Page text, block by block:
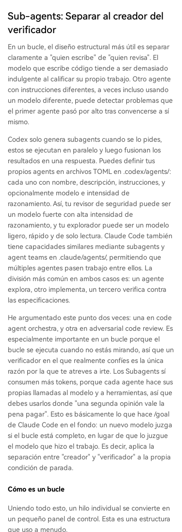
Sub-agents: Separar al creador del
verificador
En un bucle, el diseño estructural más útil es separar
claramente a "quien escribe" de "quien revisa". El
modelo que escribe código tiende a ser demasiado
indulgente al calificar su propio trabajo. Otro agente
con instrucciones diferentes, a veces incluso usando
un modelo diferente, puede detectar problemas que
el primer agente pasó por alto tras convencerse a sí
mismo.
Codex solo genera subagents cuando se lo pides,
estos se ejecutan en paralelo y luego fusionan los
resultados en una respuesta. Puedes definir tus
propios agents en archivos TOML en .codex/agents/:
cada uno con nombre, descripción, instrucciones, y
opcionalmente modelo e intensidad de
razonamiento. Así, tu revisor de seguridad puede ser
un modelo fuerte con alta intensidad de
razonamiento, y tu explorador puede ser un modelo
ligero, rápido y de solo lectura. Claude Code también
tiene capacidades similares mediante subagents y
agent teams en .claude/agents/, permitiendo que
múltiples agentes pasen trabajo entre ellos. La
división más común en ambos casos es: un agente
explora, otro implementa, un tercero verifica contra
las especificaciones.
He argumentado este punto dos veces: una en code
agent orchestra, y otra en adversarial code review. Es
especialmente importante en un bucle porque el
bucle se ejecuta cuando no estás mirando, así que un
verificador en el que realmente confíes es la única
razón por la que te atreves a irte. Los Subagents sí
consumen más tokens, porque cada agente hace sus
propias llamadas al modelo y a herramientas, así que
debes usarlos donde "una segunda opinión vale la
pena pagar". Esto es básicamente lo que hace /goal
de Claude Code en el fondo: un nuevo modelo juzga
si el bucle está completo, en lugar de que lo juzgue
el modelo que hizo el trabajo. Es decir, aplica la
separación entre "creador" y "verificador" a la propia
condición de parada.
Cómo es un bucle
Uniendo todo esto, un hilo individual se convierte en
un pequeño panel de control. Esta es una estructura
que uso a menudo.